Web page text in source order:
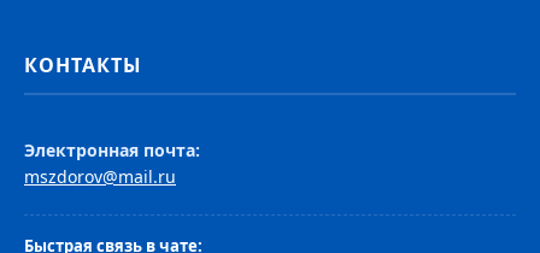
КОНТАКТЫ
Электронная почта:
mszdorov@mail.ru
Быстрая связь в чате: